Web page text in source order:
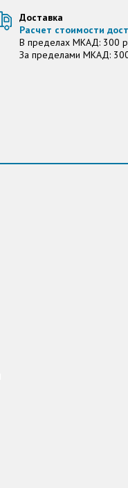
Доставка
Расчет стоимости
В пределах МКАД: 300
За пределами МКАД: